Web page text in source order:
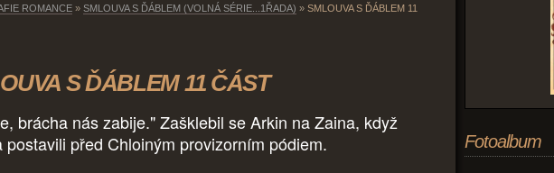
ROMANCE » SMLOUVA S ĎÁBLEM (VOLNÁ SÉRIE...1ŘADA) » SMLOUVA S ĎÁBLEM 11
S ĎÁBLEM 11 ČÁST
brácha nás zabije." Zašklebil se Arkin na Zaina, když
postavili před Chloiným provizorním pódiem.
Fotoalbum